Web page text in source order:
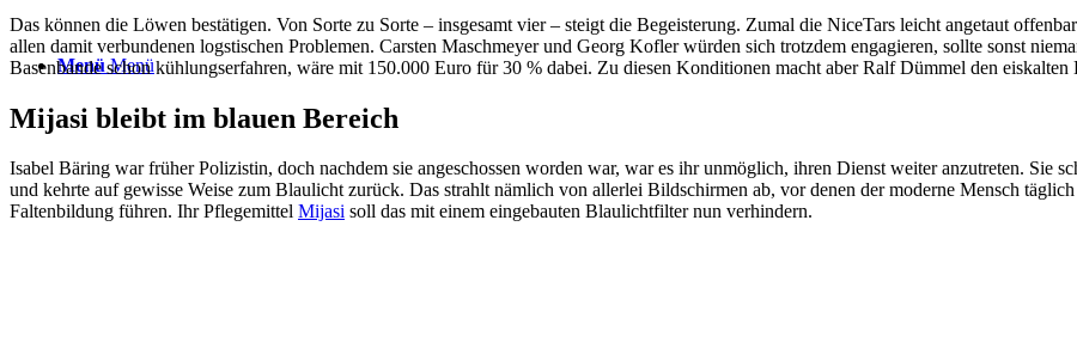
Menü Menü
Das können die Löwen bestätigen. Von Sorte zu Sorte – insgesamt vier – steigt die Begeisterung. Zumal die NiceTars leicht angetaut
allen damit verbundenen logstischen Problemen. Carsten Maschmeyer und Georg Kofler würden sich trotzdem engagieren, sollte sonst
Basenbande schon kühlungserfahren, wäre mit 150.000 Euro für 30 % dabei. Zu diesen Konditionen macht aber Ralf Dümmel den
Mijasi bleibt im blauen Bereich
Isabel Bäring war früher Polizistin, doch nachdem sie angeschossen worden war, war es ihr unmöglich, ihren Dienst weiter anzutreten. Sie
und kehrte auf gewisse Weise zum Blaulicht zurück. Das strahlt nämlich von allerlei Bildschirmen ab, vor denen der moderne Mensch
Faltenbildung führen. Ihr Pflegemittel Mijasi soll das mit einem eingebauten Blaulichtfilter nun verhindern.